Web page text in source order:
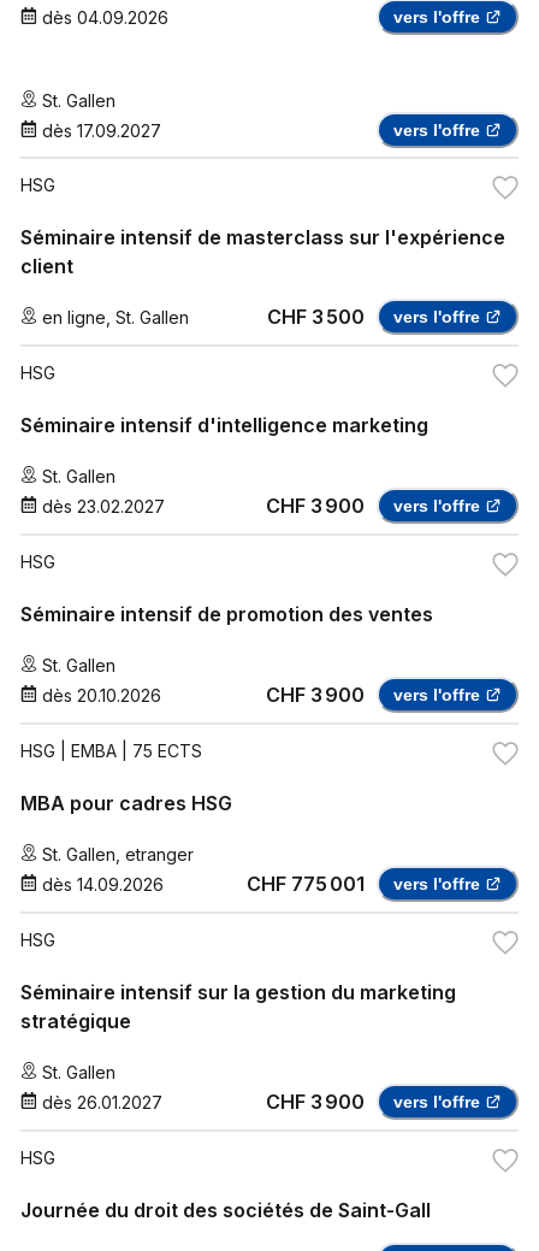
dès 04.09.2026 vers l'offre
St. Gallen
dès 17.09.2027 vers l'offre
HSG
Séminaire intensif de masterclass sur l'expérience
client
en ligne St. Gallen CHF 3 500 vers l'offre
HSG
Séminaire intensif d'intelligence marketing
St. Gallen
dès 23.02.2027 CHF 3 900 vers l'offre
HSG
Séminaire intensif de promotion des ventes
St. Gallen
dès 20.10.2026 CHF 3 900 vers l'offre
HSG | EMBA | 75 ECTS
MBA pour cadres HSG
St. Gallen etranger
dès 14.09.2026 CHF 775 001 vers l'offre
HSG
Séminaire intensif sur la gestion du marketing
stratégique
St. Gallen
dès 26.01.2027 CHF 3 900 vers l'offre
HSG
Journée du droit des sociétés de Saint-Gall